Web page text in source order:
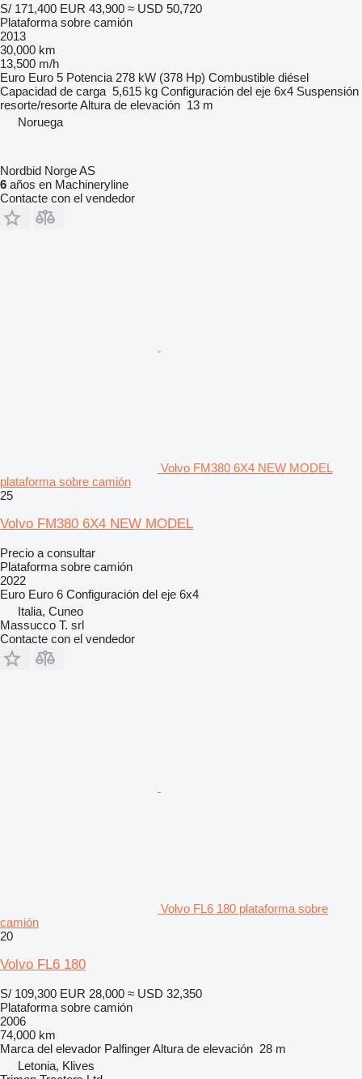
S/ 171,400 EUR 43,900 ≈ USD 50,720
Plataforma sobre camión
2013
30,000 km
13,500 m/h
Euro Euro 5 Potencia 278 kW (378 Hp) Combustible diésel
Capacidad de carga 5,615 kg Configuración del eje 6x4 Suspensión
resorte/resorteAltura de elevación 13 m
Noruega
Nordbid Norge AS
6 años en Machineryline
Contacte con el vendedor
Volvo FM380 6X4 NEW MODEL
plataforma sobre camión
25
Volvo FM380 6X4 NEW MODEL
Precio a consultar
Plataforma sobre camión
2022
Euro Euro 6 Configuración del eje 6x4
Italia, Cuneo
Massucco T. srl
Contacte con el vendedor
Volvo FL6 180 plataforma sobre
camión
20
Volvo FL6 180
S/ 109,300 EUR 28,000 ≈ USD 32,350
Plataforma sobre camión
2006
74,000 km
Marca del elevador PalfingerAltura de elevación 28 m
Letonia, Klives